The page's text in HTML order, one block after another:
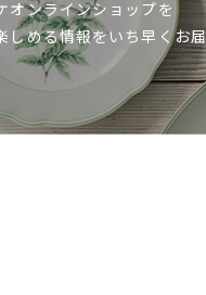
オンラインショップを
しめる情報をいち早くお届